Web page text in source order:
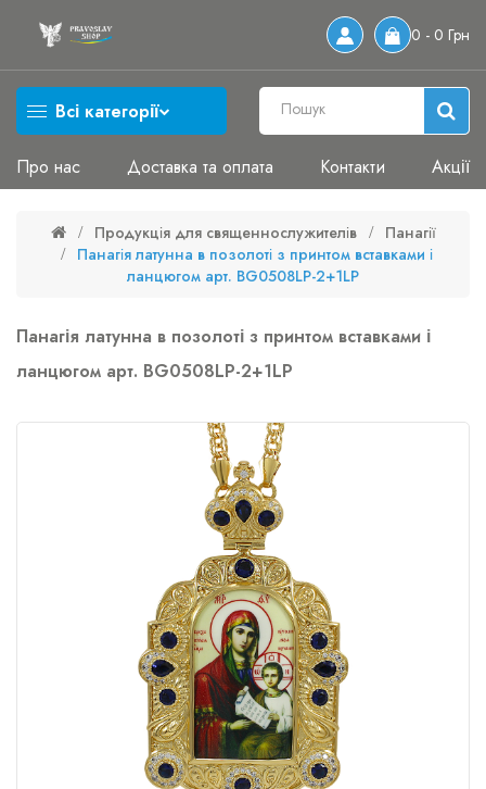
0 - 0 Грн
Всі категорії
Про нас Доставка та оплата Контакти Акції
Продукція для священнослужителів
Панагії
Панагія латунна в позолоті з принтом вставками і
ланцюгом арт. BG0508LP-2+1LP
Панагія латунна в позолоті з принтом вставками і
ланцюгом арт. BG0508LP-2+1LP